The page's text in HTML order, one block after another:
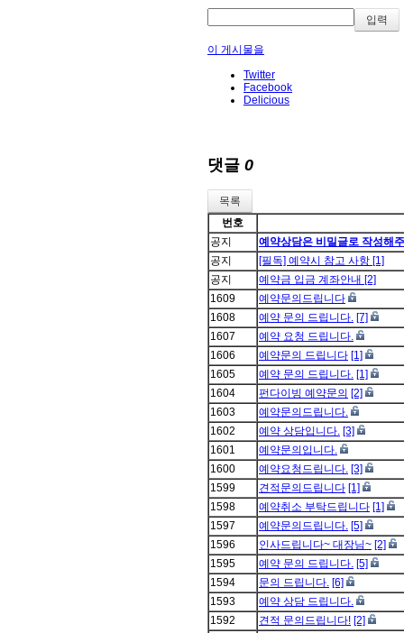
이 게시물을
Twitter
Facebook
Delicious
댓글 0
목록
번호
공지
예약상담은 비밀글로 작성해
공지
[필독] 예약시 참고 사항 [1]
공지
예약금 입금 계좌안내 [2]
1609
예약문의드립니다
1608
예약 문의 드립니다. [7]
1607
예약 요청 드립니다.
1606
예약문의 드립니다 [1]
1605
예약 문의 드립니다. [1]
1604
펀다이빙 예약문의 [2]
1603
예약문의드립니다.
1602
예약 상담입니다. [3]
1601
예약문의입니다.
1600
예약요청드립니다. [3]
1599
견적문의드립니다 [1]
1598
예약취소 부탁드립니다 [1]
1597
예약문의드립니다. [5]
1596
인사드립니다~ 대장님~ [2]
1595
예약 문의 드립니다. [5]
1594
문의 드립니다. [6]
1593
예약 상담 드립니다.
1592
견적 문의드립니다! [2]